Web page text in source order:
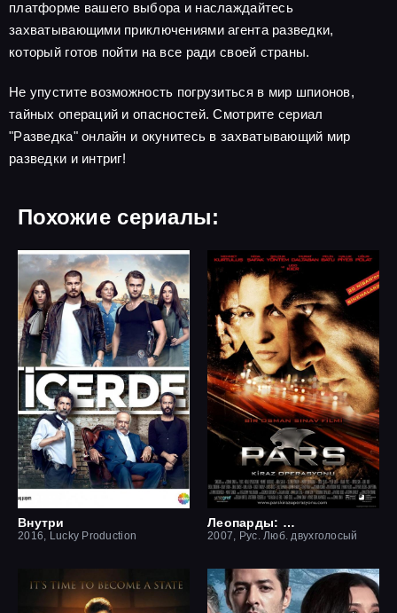
платформе вашего выбора и наслаждайтесь
захватывающими приключениями агента разведки,
который готов пойти на все ради своей страны.
Не упустите возможность погрузиться в мир шпионов,
тайных операций и опасностей. Смотрите сериал
"Разведка" онлайн и окунитесь в захватывающий мир
разведки и интриг!
Похожие сериалы:
Внутри
2016, Lucky Production
Леопарды: Операция вишня
2007, Рус. Люб. двухголосый